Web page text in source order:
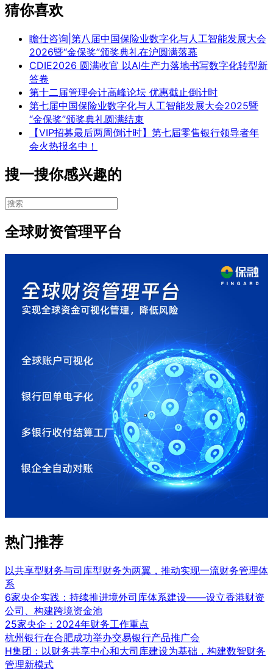
猜你喜欢
瞻仕咨询|第八届中国保险业数字化与人工智能发展大会
2026暨“金保奖”颁奖典礼在沪圆满落幕
CDIE2026 圆满收官 以AI生产力落地书写数字化转型新
答卷
第十二届管理会计高峰论坛 优惠截止倒计时
第七届中国保险业数字化与人工智能发展大会2025暨
“金保奖”颁奖典礼圆满结束
【VIP招募最后两周倒计时】第七届零售银行领导者年
会火热报名中！
搜一搜你感兴趣的
全球财资管理平台
热门推荐
以共享型财务与司库型财务为两翼，推动实现一流财务管理体
系
6家央企实践：持续推进境外司库体系建设——设立香港财资
公司、构建跨境资金池
25家央企：2024年财务工作重点
杭州银行在合肥成功举办交易银行产品推广会
H集团：以财务共享中心和大司库建设为基础，构建数智财务
管理新模式